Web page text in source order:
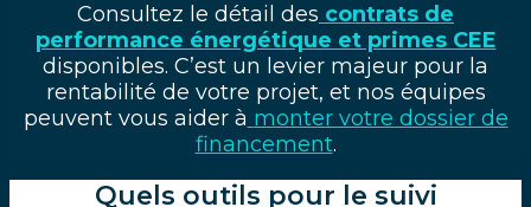
Consultez le détail des contrats de
performance énergétique et primes CEE
disponibles. C’est un levier majeur pour la
rentabilité de votre projet, et nos équipes
peuvent vous aider à monter votre dossier de
financement.
Quels outils pour le suivi